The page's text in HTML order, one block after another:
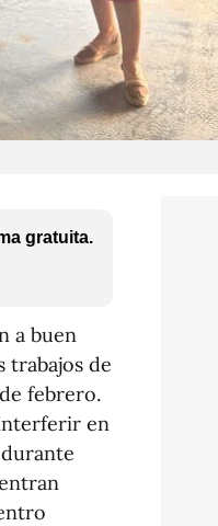
gratuita.
a buen
trabajos de
febrero.
en